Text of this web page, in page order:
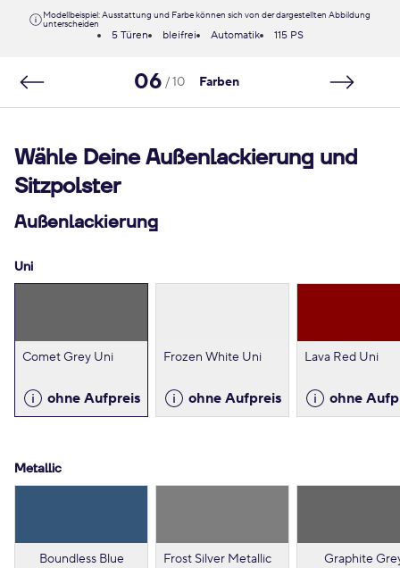
Modellbeispiel: Ausstattung und Farbe können sich von der dargestellten Abbildung
unterscheiden
5 Türen bleifrei Automatik 115 PS
06 / 10 Farben
Wähle Deine Außenlackierung und
Sitzpolster
Außenlackierung
Uni
Comet Grey Uni
ohne Aufpreis
Frozen White Uni
ohne Aufpreis
Lava Red Uni
ohne
Metallic
Boundless Blue
Frost Silver Metallic
Graphite